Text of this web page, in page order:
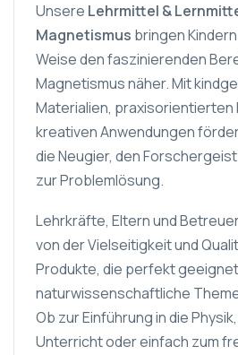
Unsere Lehrmittel &
Magnetismus bringen
Weise den faszinierenden
Magnetismus näher. Mit
Materialien, praxisorientierten
kreativen Anwendungen
die Neugier, den
zur Problemlösung.
Lehrkräfte, Eltern und
von der Vielseitigkeit und
Produkte, die perfekt geeignet
naturwissenschaftliche
Ob zur Einführung in die
Unterricht oder einfach zum